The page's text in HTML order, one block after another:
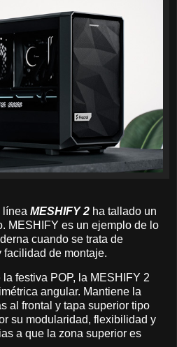
línea MESHIFY 2 ha tallado un
MESHIFY es un ejemplo de lo
cuando se trata de
de montaje.
festiva POP, la MESHIFY 2
angular. Mantiene la
al frontal y tapa superior tipo
su modularidad, flexibilidad y
a que la zona superior es